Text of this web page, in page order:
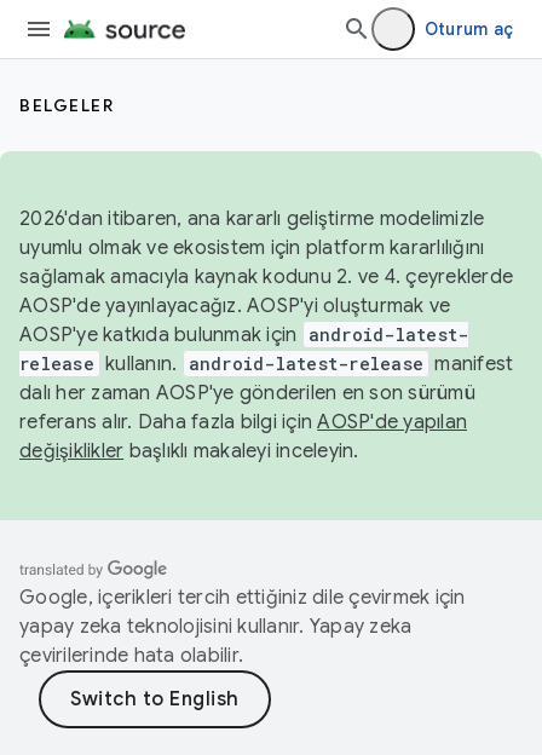
Oturum aç
BELGELER
2026'dan itibaren, ana kararlı geliştirme modelimizle
uyumlu olmak ve ekosistem için platform kararlılığını
sağlamak amacıyla kaynak kodunu 2. ve 4. çeyreklerde
AOSP'de yayınlayacağız. AOSP'yi oluşturmak ve
AOSP'ye katkıda bulunmak için
android-latest-
release kullanın. android-latest-release manifest
dalı her zaman AOSP'ye gönderilen en son sürümü
referans alır. Daha fazla bilgi içinAOSP'de yapılan
değişiklikler başlıklı makaleyi inceleyin.
Google, içerikleri tercih ettiğiniz dile çevirmek için
yapay zeka teknolojisini kullanır. Yapay zeka
çevirilerinde hata olabilir.